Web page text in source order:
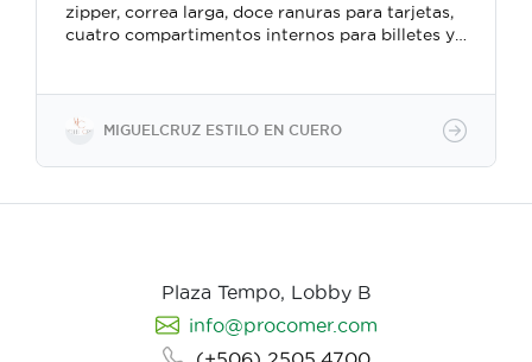
zipper, correa larga, doce ranuras para tarjetas,
cuatro compartimentos internos para billetes y
particular en el que se fusionan técnicas y
talabartería tradicional costarricense.
MIGUELCRUZ ESTILO EN CUERO
Plaza Tempo, Lobby B
info@procomer.com